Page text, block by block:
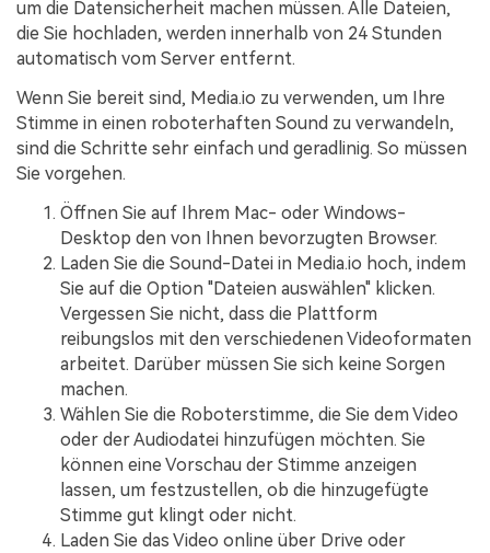
um die Datensicherheit machen müssen. Alle Dateien,
die Sie hochladen, werden innerhalb von 24 Stunden
automatisch vom Server entfernt.
Wenn Sie bereit sind, Media.io zu verwenden, um Ihre
Stimme in einen roboterhaften Sound zu verwandeln,
sind die Schritte sehr einfach und geradlinig. So müssen
Sie vorgehen.
Öffnen Sie auf Ihrem Mac- oder Windows-
Desktop den von Ihnen bevorzugten Browser.
Laden Sie die Sound-Datei in Media.io hoch, indem
Sie auf die Option "Dateien auswählen" klicken.
Vergessen Sie nicht, dass die Plattform
reibungslos mit den verschiedenen Videoformaten
arbeitet. Darüber müssen Sie sich keine Sorgen
machen.
Wählen Sie die Roboterstimme, die Sie dem Video
oder der Audiodatei hinzufügen möchten. Sie
können eine Vorschau der Stimme anzeigen
lassen, um festzustellen, ob die hinzugefügte
Stimme gut klingt oder nicht.
Laden Sie das Video online über Drive oder